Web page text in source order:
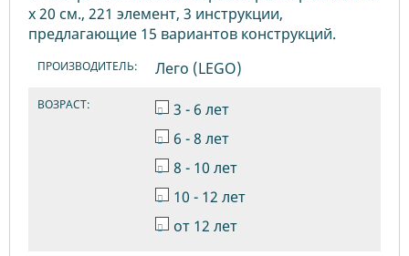
х 20 см., 221 элемент, 3 инструкции,
предлагающие 15 вариантов конструкций.
ПРОИЗВОДИТЕЛЬ: Лего (LEGO)
ВОЗРАСТ:
3 - 6 лет
6 - 8 лет
8 - 10 лет
10 - 12 лет
от 12 лет